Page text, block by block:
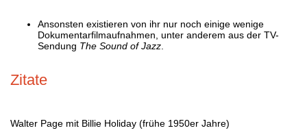
Ansonsten existieren von ihr nur noch einige wenige
Dokumentarfilmaufnahmen, unter anderem aus der TV-
Sendung The Sound of Jazz
Zitate
Walter Page mit Billie Holiday (frühe 1950er Jahre)